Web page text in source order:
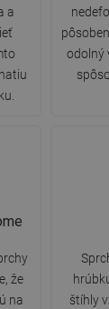
a
odolný
že
na
štíhly